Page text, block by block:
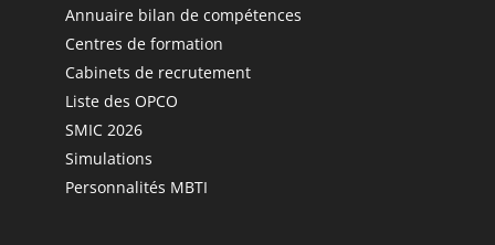
Annuaire bilan de compétences
Centres de formation
Cabinets de recrutement
Liste des OPCO
SMIC 2026
Simulations
Personnalités MBTI